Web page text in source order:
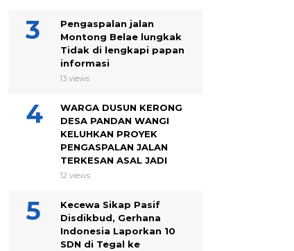
Pengaspalan jalan
Montong Belae lungkak
Tidak di lengkapi papan
informasi
13 views
WARGA DUSUN KERONG
DESA PANDAN WANGI
KELUHKAN PROYEK
PENGASPALAN JALAN
TERKESAN ASAL JADI
12 views
Kecewa Sikap Pasif
Disdikbud, Gerhana
Indonesia Laporkan 10
SDN di Tegal ke